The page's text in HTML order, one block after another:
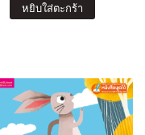
หยิบใส่ตะกร้า